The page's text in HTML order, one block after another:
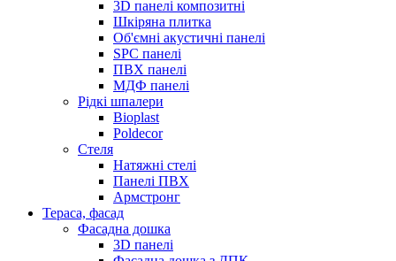
3D панелі композитні
Шкіряна плитка
Об'ємні акустичні панелі
SPC панелі
ПВХ панелі
МДФ панелі
Рідкі шпалери
Bioplast
Poldecor
Стеля
Натяжні стелі
Панелі ПВХ
Армстронг
Тераса, фасад
Фасадна дошка
3D панелі